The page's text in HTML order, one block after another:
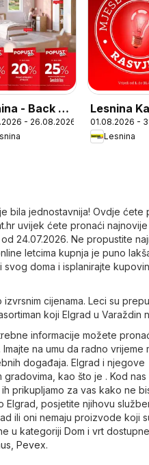
- Back 2
- 26.08.2026
Lesnina
01.08.2026 -
Lesnina
bila jednostavnija! Ovdje ćete
uvijek ćete pronaći najnovije
24.07.2026. Ne propustite
letcima kupnja je puno
doma i isplanirajte
cijenama. Leci su
koji Elgrad u Varaždin
informacije možete
. Imajte na umu da radno vrijeme
događaja. Elgrad i njegove
kao što je . Kod nas
prikupljamo za vas kako ne
Elgrad, posjetite njihovu
ili oni nemaju proizvode koji
u kategoriji Dom i vrt
Pevex.